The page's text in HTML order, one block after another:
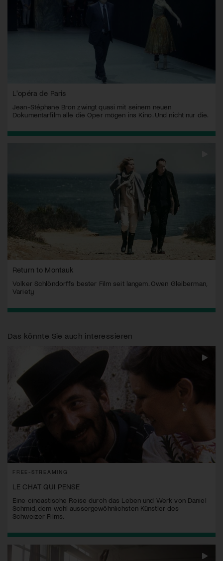
L'opéra de Paris
Jean-Stéphane Bron zwingt quasi mit seinem neuen
Dokumentarfilm alle die Oper mögen ins Kino. Und nicht nur die.
Return to Montauk
Volker Schlöndorffs bester Film seit langem. Owen Gleiberman,
Variety
Das könnte Sie auch interessieren
FREE-STREAMING
LE CHAT QUI PENSE
Eine cineastische Reise durch das Leben und Werk von Daniel
Schmid, dem wohl aussergewöhnlichsten Künstler des
Schweizer Films.